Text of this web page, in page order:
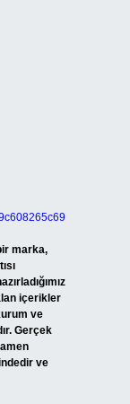
marka,
içerikler
ve
Gerçek
ve